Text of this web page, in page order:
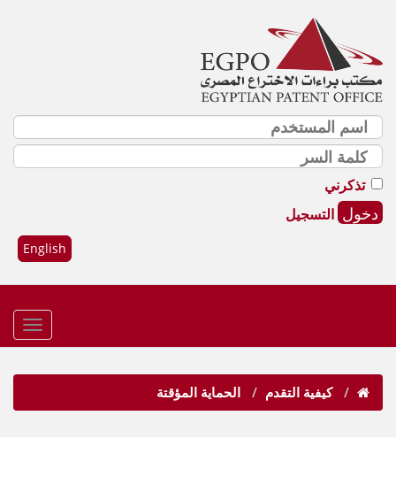
تذكرني
التسجيل
English
كيفية التقدم الحماية المؤقتة